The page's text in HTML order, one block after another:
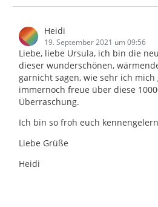
Heidi
19. September 2021 um 09:56
Liebe, liebe Ursula, ich bin die
dieser wunderschönen,
garnicht sagen, wie sehr ich
immernoch freue über diese
Überraschung.
Ich bin so froh euch
Liebe Grüße
Heidi